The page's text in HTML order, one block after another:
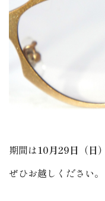
期間は10月29日（日）
ぜひお越しください。